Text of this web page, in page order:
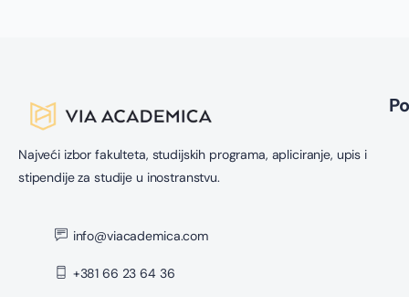
Najveći izbor fakulteta, studijskih programa, apliciranje, upis i
stipendije za studije u inostranstvu.
info@viacademica.com
+381 66 23 64 36